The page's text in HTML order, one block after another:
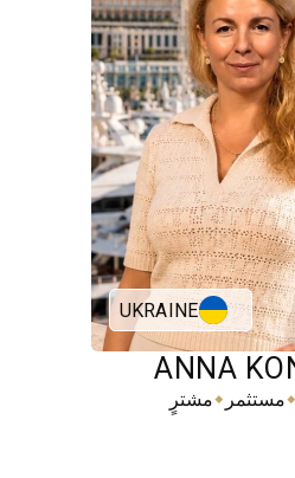
UKRAINE
ANNA
⬥مستثمر ⬥مشترٍ